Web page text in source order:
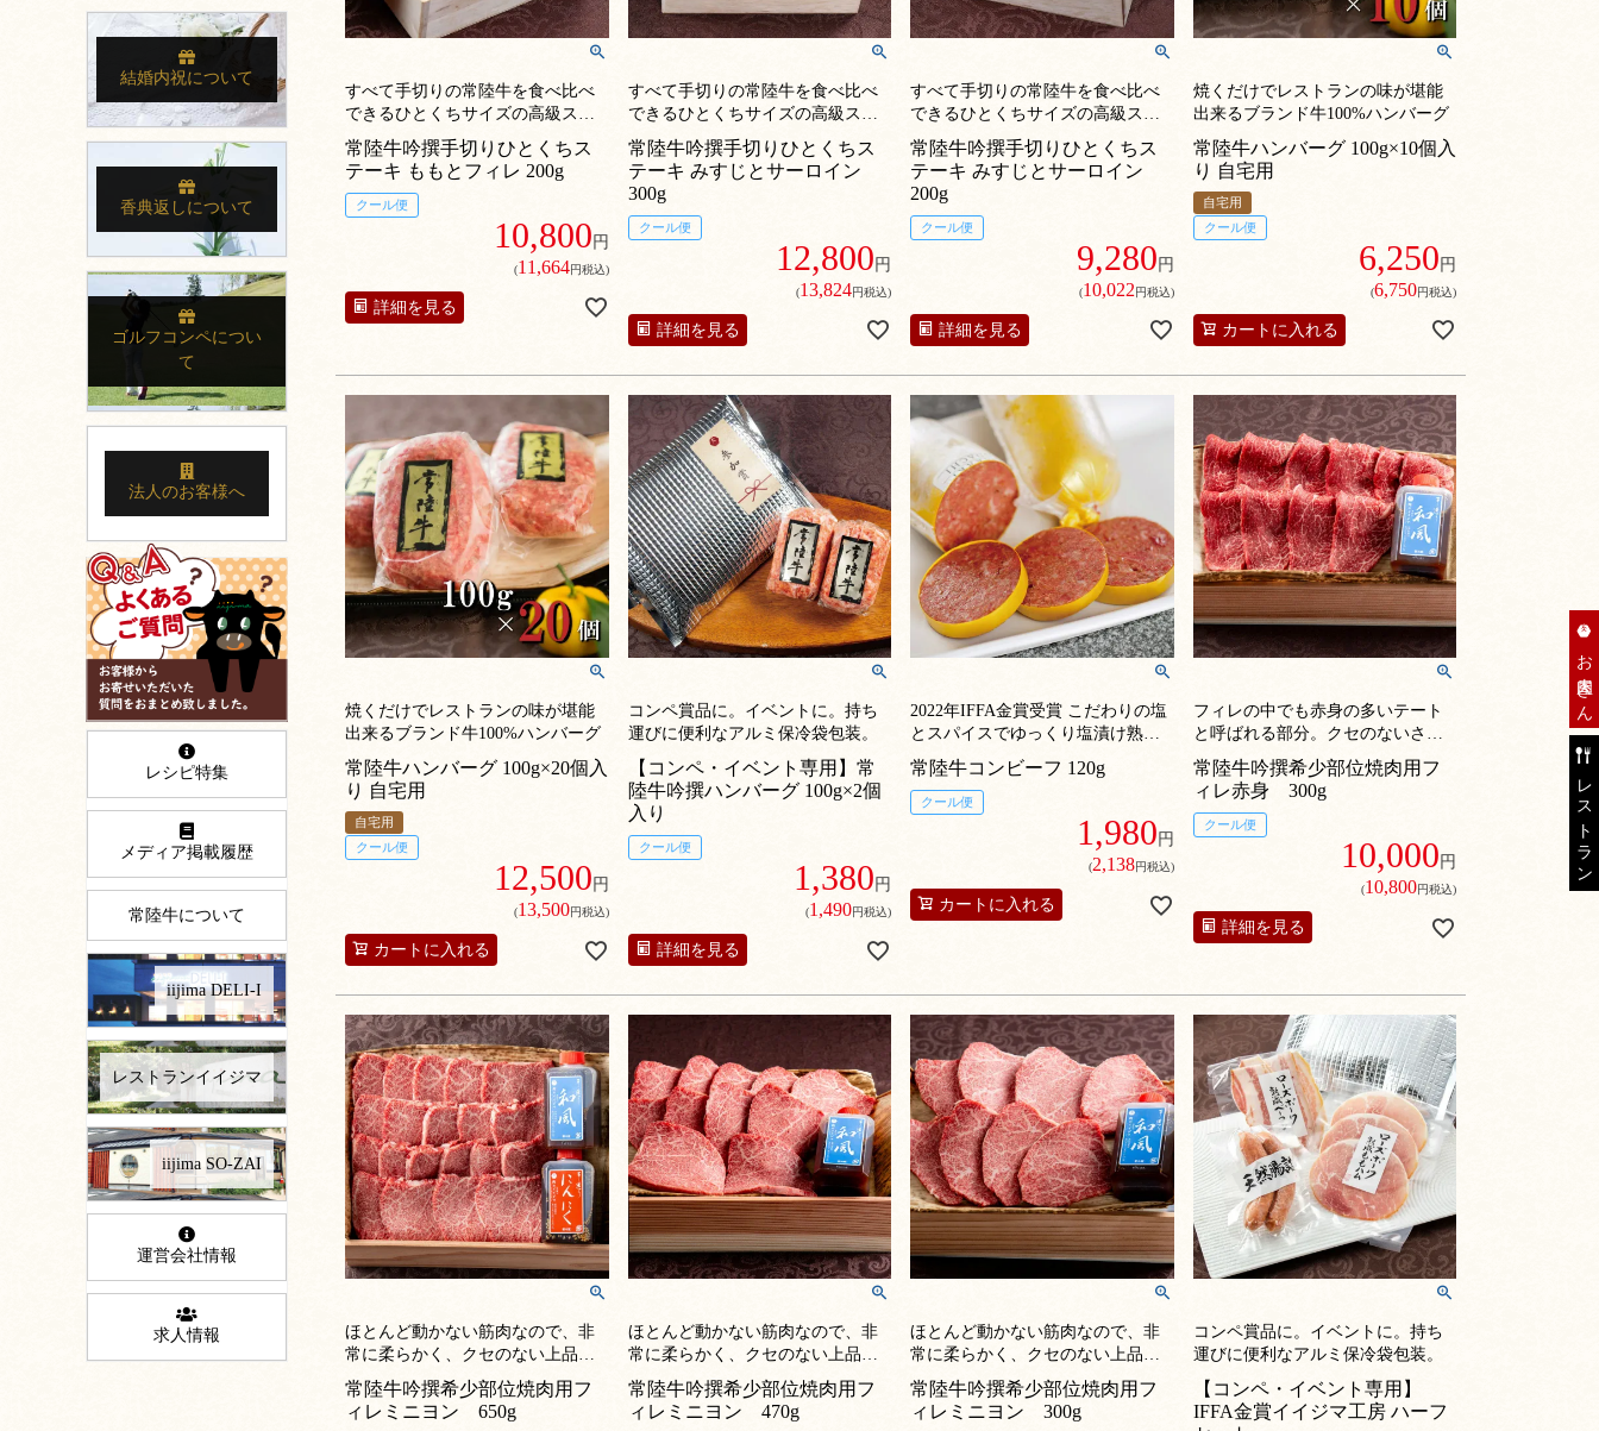
結婚内祝について
香典返しについて
ゴルフコンペについ
て
法人のお客様へ
レシピ特集
メディア掲載履歴
常陸牛について
iijima DELI-I
レストランイイジマ
iijima SO-ZAI
運営会社情報
求人情報
すべて手切りの常陸牛を食べ比べ
できるひとくちサイズの高級ステ
ーキ肉ギフト。
常陸牛吟撰手切りひとくちス
テーキ ももとフィレ 200g
クール便
10,800円
(11,664円税込)
詳細を見る
すべて手切りの常陸牛を食べ比べ
できるひとくちサイズの高級ステ
ーキ肉ギフト。
常陸牛吟撰手切りひとくちス
テーキ みすじとサーロイン
300g
クール便
12,800円
(13,824円税込)
詳細を見る
すべて手切りの常陸牛を食べ比べ
できるひとくちサイズの高級ステ
ーキ肉ギフト。
常陸牛吟撰手切りひとくちス
テーキ みすじとサーロイン
200g
クール便
9,280円
(10,022円税込)
詳細を見る
焼くだけでレストランの味が堪能
出来るブランド牛100%ハンバーグ
常陸牛ハンバーグ 100g×10個入
り 自宅用
自宅用
クール便
6,250円
(6,750円税込)
カートに入れる
焼くだけでレストランの味が堪能
出来るブランド牛100%ハンバーグ
常陸牛ハンバーグ 100g×20個入
り 自宅用
自宅用
クール便
12,500 円
(13,500円税込)
カートに入れる
コンペ賞品に。イベントに。持ち
運びに便利なアルミ保冷袋包装。
【コンペ・イベント専用】常
陸牛吟撰ハンバーグ 100g×2個
入り
クール便
1,380 円
(1,490円税込)
詳細を見る
2022年IFFA金賞受賞 こだわりの塩
とスパイスでゆっくり塩漬け熟成
された旨味を最大限に引き出した
逸品コンビーフ
常陸牛コンビーフ 120g
クール便
1,980 円
(2,138円税込)
カートに入れる
フィレの中でも赤身の多いテート
と呼ばれる部分。クセのないさっ
ぱりとした味わいでお肉を感じら
れる食感です。1頭から3％しか採
れない最高部位
常陸牛吟撰希少部位焼肉用フ
ィレ赤身 300g
クール便
10,000 円
(10,800円税込)
詳細を見る
ほとんど動かない筋肉なので、非
常に柔らかく、クセのない上品な
味わい。非常に繊細できめ細かい
肉繊維は、なめらかな舌触り。1頭
から3％しか採れない最高部位
常陸牛吟撰希少部位焼肉用フ
ィレミニヨン 650g
ほとんど動かない筋肉なので、非
常に柔らかく、クセのない上品な
味わい。非常に繊細できめ細かい
肉繊維は、なめらかな舌触り。1頭
から3％しか採れない最高部位
常陸牛吟撰希少部位焼肉用フ
ィレミニヨン 470g
ほとんど動かない筋肉なので、非
常に柔らかく、クセのない上品な
味わい。非常に繊細できめ細かい
肉繊維は、なめらかな舌触り。1頭
から3％しか採れない最高部位
常陸牛吟撰希少部位焼肉用フ
ィレミニヨン 300g
コンペ賞品に。イベントに。持ち
運びに便利なアルミ保冷袋包装。
【コンペ・イベント専用】
IFFA金賞イイジマ工房 ハーフ
お肉屋さん
レストラン